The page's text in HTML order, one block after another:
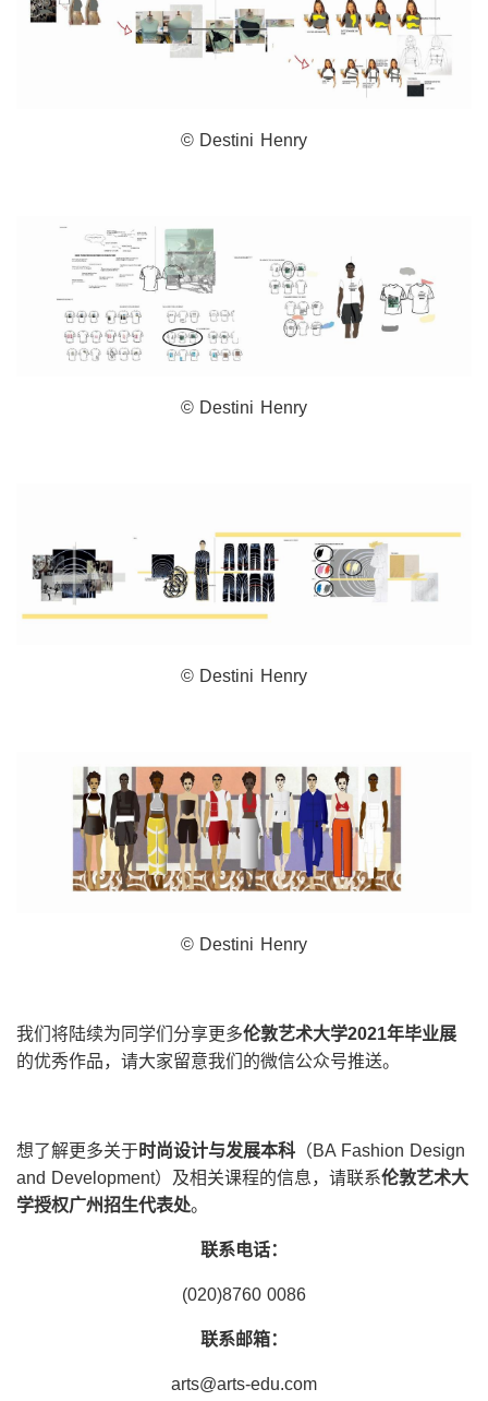
© Destini Henry
© Destini Henry
© Destini Henry
© Destini Henry
我们将陆续为同学们分享更多伦敦艺术大学2021年毕业展
的优秀作品，请大家留意我们的微信公众号推送。
想了解更多关于时尚设计与发展本科 （BA Fashion Design
and Development）及相关课程的信息，请联系伦敦艺术大
学授权广州招生代表处。
联系电话：
(020)8760 0086
联系邮箱：
arts@arts-edu.com